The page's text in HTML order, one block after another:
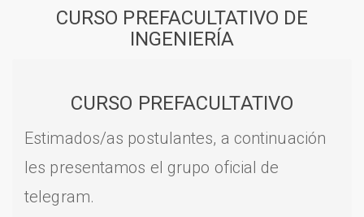
CURSO PREFACULTATIVO DE
INGENIERÍA
CURSO PREFACULTATIVO
Estimados/as postulantes, a continuación
les presentamos el grupo oficial de
telegram.